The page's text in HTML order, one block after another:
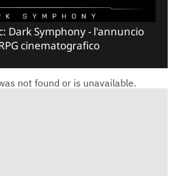
Dark Symphony - l'annuncio
cinematografico